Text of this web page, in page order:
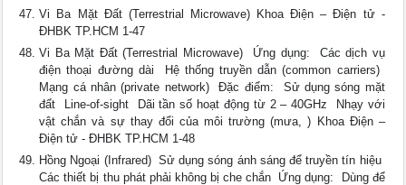
Vi Ba Mặt Đất (Terrestrial Microwave) Khoa Điện – Điện tử -
ĐHBK TP.HCM 1-47
Vi Ba Mặt Đất (Terrestrial Microwave)  Ứng dụng:  Các dịch vụ
điện thoại đường dài  Hệ thống truyền dẫn (common carriers) 
Mạng cá nhân (private network)  Đặc điểm:  Sử dụng sóng mặt
đất  Line-of-sight  Dãi tần số hoạt động từ 2 – 40GHz  Nhạy với
vật chắn và sự thay đổi của môi trường (mưa, ) Khoa Điện –
Điện tử - ĐHBK TP.HCM 1-48
Hồng Ngoại (Infrared)  Sử dụng sóng ánh sáng để truyền tín hiệu 
Các thiết bị thu phát phải không bị che chắn  Ứng dụng:  Dùng để